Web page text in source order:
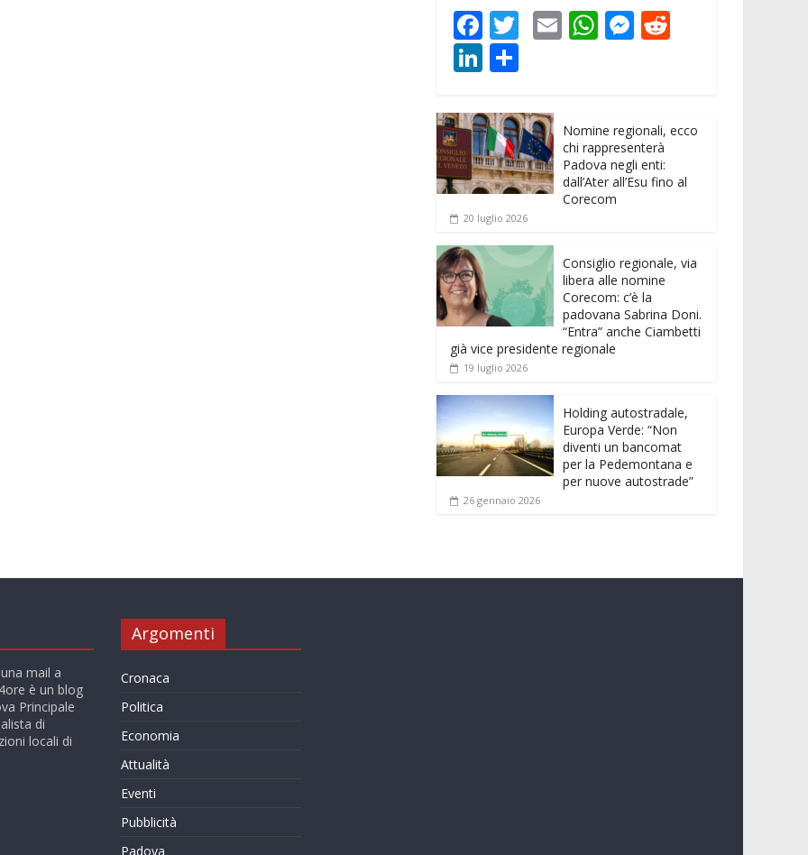
F
ac
e
b
o
o
k
T
er
E W
A
p
p
M
n
g
er
t
Li
k
e
dI
n
n
di
vi
di
Nomine regionali, ecco
chi rappresenterà
Padova negli enti:
dall’Ater all’Esu fino al
Corecom
20 luglio 2026
Consiglio regionale, via
libera alle nomine
Corecom: c’è la
padovana Sabrina Doni.
“Entra” anche Ciambetti
già vice presidente regionale
19 luglio 2026
Holding autostradale,
Europa Verde: “Non
diventi un bancomat
per la Pedemontana e
per nuove autostrade”
26 gennaio 2026
mail a
è un blog
Principale
di
locali di
Argomenti
Cronaca
Politica
Economia
Attualità
Eventi
Pubblicità
Padova